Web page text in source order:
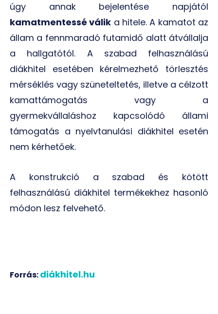
úgy annak bejelentése napjától
kamatmentessé válik a hitele. A kamatot az
állam a fennmaradó futamidő alatt átvállalja
a hallgatótól. A szabad felhasználású
diákhitel esetében kérelmezhető törlesztés
mérséklés vagy szüneteltetés, illetve a célzott
kamattámogatás vagy a
gyermekvállaláshoz kapcsolódó állami
támogatás a nyelvtanulási diákhitel esetén
nem kérhetőek.
A konstrukció a szabad és kötött
felhasználású diákhitel termékekhez hasonló
módon lesz felvehető.
Forrás:diákhitel.hu